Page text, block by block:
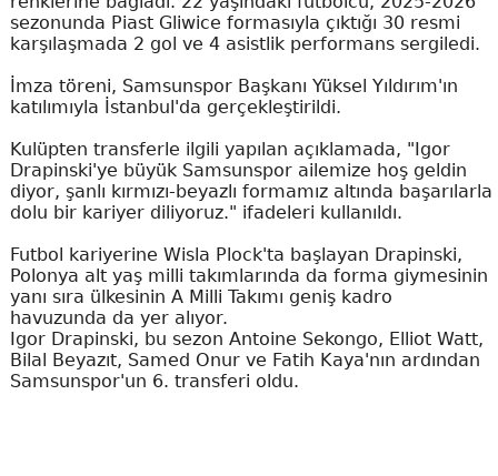
sezonunda Piast Gliwice formasıyla çıktığı 30 resmi
karşılaşmada 2 gol ve 4 asistlik performans sergiledi.
İmza töreni, Samsunspor Başkanı Yüksel Yıldırım'ın
katılımıyla İstanbul'da gerçekleştirildi.
Kulüpten transferle ilgili yapılan açıklamada, "Igor
Drapinski'ye büyük Samsunspor ailemize hoş geldin
diyor, şanlı kırmızı-beyazlı formamız altında başarılarla
dolu bir kariyer diliyoruz." ifadeleri kullanıldı.
Futbol kariyerine Wisla Plock'ta başlayan Drapinski,
Polonya alt yaş milli takımlarında da forma giymesinin
yanı sıra ülkesinin A Milli Takımı geniş kadro
havuzunda da yer alıyor.
Igor Drapinski, bu sezon Antoine Sekongo, Elliot Watt,
Bilal Beyazıt, Samed Onur ve Fatih Kaya'nın ardından
Samsunspor'un 6. transferi oldu.